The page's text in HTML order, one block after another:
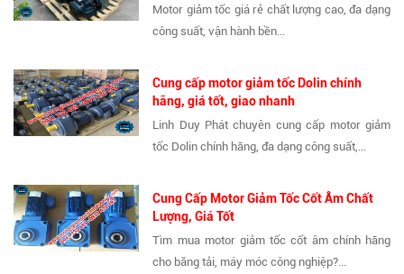
Motor giảm tốc giá rẻ chất lượng cao, đa dạng
công suất, vận hành bền...
Cung cấp motor giảm tốc Dolin chính
hãng, giá tốt, giao nhanh
Linh Duy Phát chuyên cung cấp motor giảm
tốc Dolin chính hãng, đa dạng công suất,...
Cung Cấp Motor Giảm Tốc Cốt Âm Chất
Lượng, Giá Tốt
Tìm mua motor giảm tốc cốt âm chính hãng
cho băng tải, máy móc công nghiệp?...